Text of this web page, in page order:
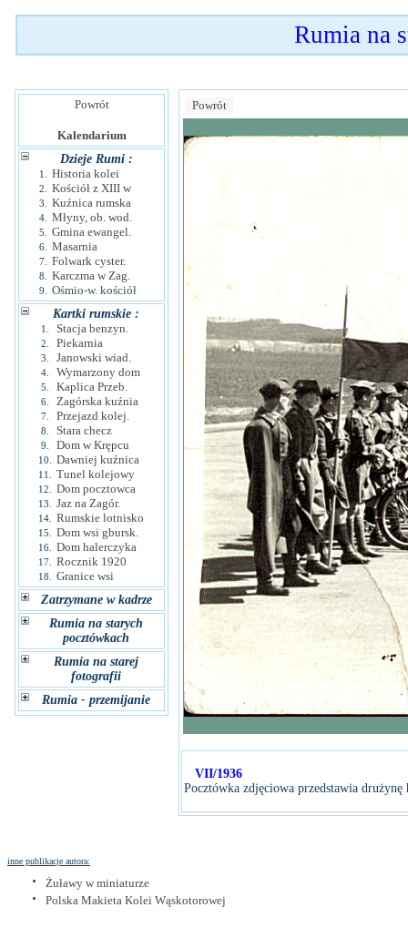
Rumia na
Powrót
Kalendarium
Dzieje Rumi :
1. Historia kolei
2. Kościół z XIII w
3. Kuźnica rumska
4. Młyny, ob. wod.
5. Gmina ewangel.
6. Masarnia
7. Folwark cyster.
8. Karczma w Zag.
9.
Ośmio-w. kościół
Kartki rumskie :
1. Stacja benzyn.
2. Piekarnia
3. Janowski wiad.
4. Wymarzony dom
5. Kaplica Przeb.
6. Zagórska kuźnia
7. Przejazd kolej.
8. Stara checz
9. Dom w Krępcu
10. Dawniej kuźnica
11. Tunel kolejowy
12. Dom pocztowca
13. Jaz na Zagór.
14. Rumskie lotnisko
15. Dom wsi gbursk.
16. Dom halerczyka
17. Rocznik 1920
18.
Granice wsi
Zatrzymane w kadrze
Rumia na starych
pocztówkach
Rumia na starej
fotografii
Rumia - przemijanie
Powrót
VII/1936
Pocztówka zdjęciowa przedstawia
inne publikacje autora:
Żuławy w miniaturze
Polska Makieta Kolei Wąskotorowej